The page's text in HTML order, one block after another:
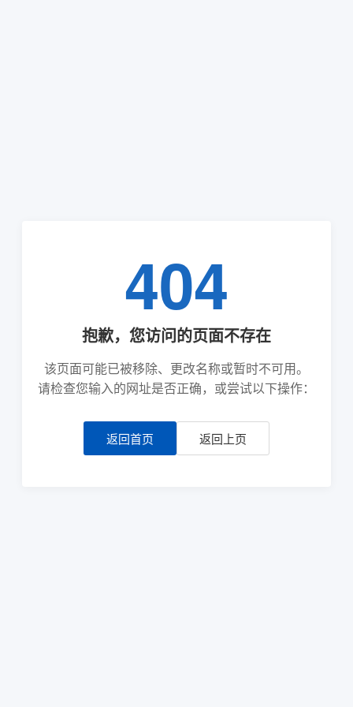
404
抱歉，您访问的页面不存在
该页面可能已被移除、更改名称或暂时不可用。
请检查您输入的网址是否正确，或尝试以下操作：
返回首页 返回上页